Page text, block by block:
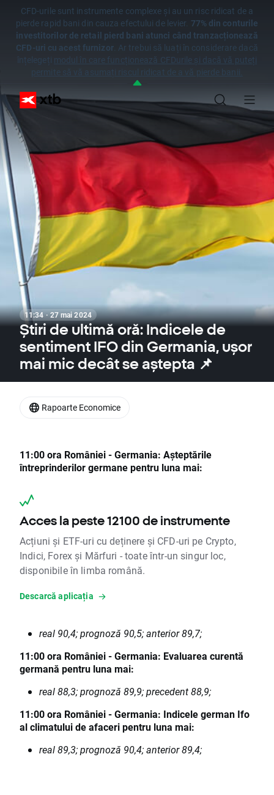
CFD-urile sunt instrumente complexe și au un risc ridicat de a
pierde rapid bani din cauza efectului de levier. 77% din conturile
investitorilor de retail pierd bani atunci când tranzacționează
CFD-uri cu acest furnizor. Ar trebui să luați în considerare dacă
înțelegeți modul în care funcționează CFDurile și dacă vă puteți
permite să vă asumați riscul ridicat de a vă pierde banii.
11:34 · 27 mai 2024
Știri de ultimă oră: Indicele de
sentiment IFO din Germania, ușor
mai mic decât se aștepta 📌
11:00 ora României - Germania: Așteptările
întreprinderilor germane pentru luna mai:
Acces la peste 12100 de instrumente
Acțiuni și ETF-uri cu deținere și CFD-uri pe Crypto,
Indici, Forex și Mărfuri - toate într-un singur loc,
disponibile în limba română.
Descarcă aplicația
real 90,4; prognoză 90,5; anterior 89,7;
11:00 ora României - Germania: Evaluarea curentă
germană pentru luna mai:
real 88,3; prognoză 89,9; precedent 88,9;
11:00 ora României - Germania: Indicele german Ifo
al climatului de afaceri pentru luna mai:
real 89,3; prognoză 90,4; anterior 89,4;
Rapoarte Economice